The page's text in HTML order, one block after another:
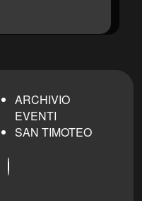
ARCHIVIO
EVENTI
SAN TIMOTEO